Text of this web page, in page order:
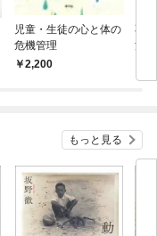
児童・生徒の心と体の
危機管理
2,200
不
法
もっと見る